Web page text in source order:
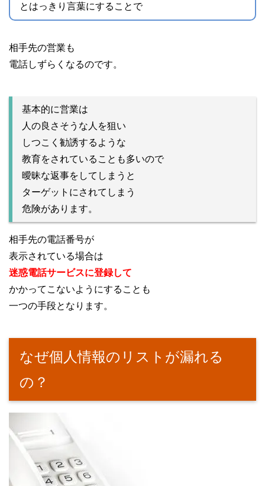
とはっきり言葉にすることで
相手先の営業も
電話しずらくなるのです。
基本的に営業は
人の良さそうな人を狙い
しつこく勧誘するような
教育をされていることも多いので
曖昧な返事をしてしまうと
ターゲットにされてしまう
危険があります。
相手先の電話番号が
表示されている場合は
迷惑電話サービスに登録して
かかってこないようにすることも
一つの手段となります。
なぜ個人情報のリストが漏れる
の？